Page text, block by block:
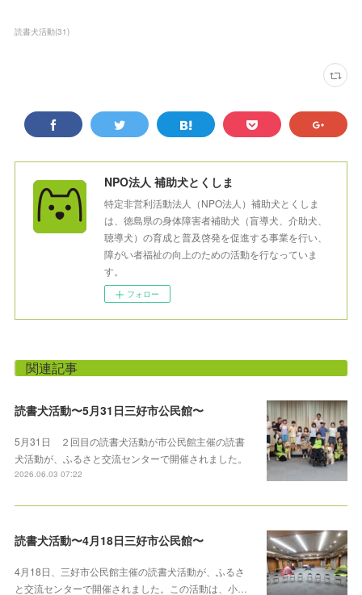
読書犬活動(31)
NPO法人 補助犬とくしま
特定非営利活動法人（NPO法人）補助犬とくしま
は、徳島県の身体障害者補助犬（盲導犬、介助犬、
聴導犬）の育成と普及啓発を促進する事業を行い、
障がい者福祉の向上のための活動を行なっていま
す。
フォロー
関連記事
読書犬活動〜5月31日三好市公民館〜
5月31日 ２回目の読書犬活動が市公民館主催の読書
犬活動が、ふるさと交流センターで開催されました。
2026.06.03 07:22
読書犬活動〜4月18日三好市公民館〜
4月18日、三好市公民館主催の読書犬活動が、ふるさ
と交流センターで開催されました。この活動は、小…